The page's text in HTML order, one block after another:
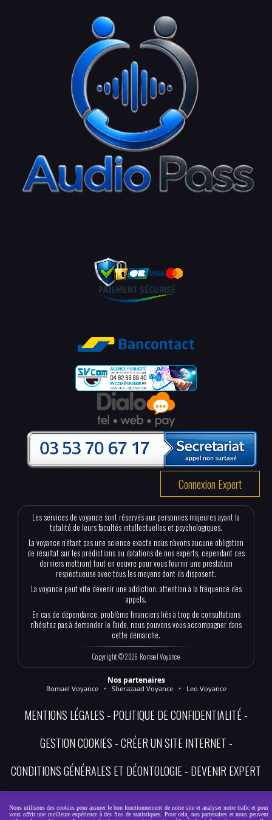
Connexion Expert
Les services de voyance sont réservés aux personnes majeures ayant la
totalité de leurs facultés intellectuelles et psychologiques.
La voyance n’étant pas une science exacte nous n’avons aucune obligation
de résultat sur les prédictions ou datations de nos experts, cependant ces
derniers mettront tout en oeuvre pour vous fournir une prestation
respectueuse avec tous les moyens dont ils disposent.
La voyance peut vite devenir une addiction: attention à la fréquence des
appels.
En cas de dépendance, problème financiers liés à trop de consultations
n’hésitez pas à demander le l’aide, nous pouvons vous accompagner dans
cette démarche.
Copyright © 2026 Romael Voyance
Nos partenaires
Romael Voyance • Sherazaad Voyance • Leo Voyance
MENTIONS LÉGALES
POLITIQUE DE CONFIDENTIALITÉ
GESTION COOKIES CRÉER UN SITE INTERNET
CONDITIONS GÉNÉRALES ET DÉONTOLOGIE
DEVENIR EXPERT
Nous utilisons des cookies pour assurer le bon fonctionnement de notre site et analyser notre trafic et pour
vous offrir une meilleure expérience à des fins de statistiques. Pour cela, nos partenaires et nous peuvent